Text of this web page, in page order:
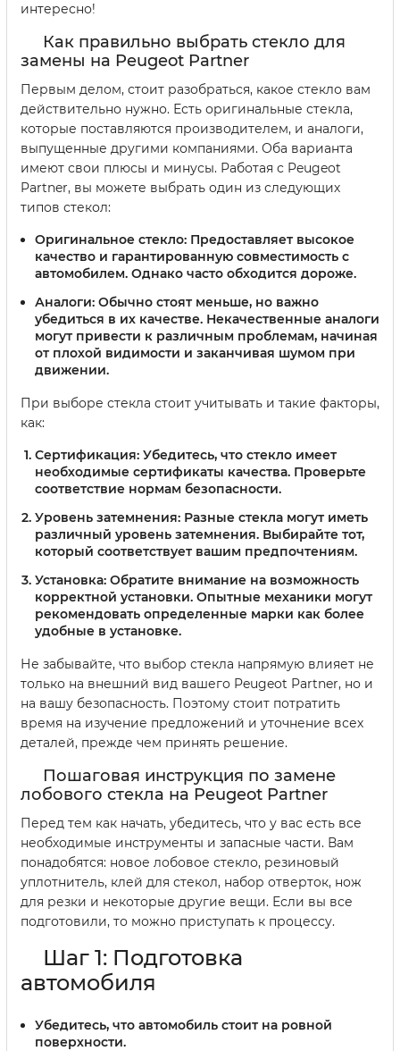
интересно!
Как правильно выбрать стекло для
замены на Peugeot Partner
Первым делом, стоит разобраться, какое стекло вам
действительно нужно. Есть оригинальные стекла,
которые поставляются производителем, и аналоги,
выпущенные другими компаниями. Оба варианта
имеют свои плюсы и минусы. Работая с Peugeot
Partner, вы можете выбрать один из следующих
типов стекол:
Оригинальное стекло: Предоставляет высокое
качество и гарантированную совместимость с
автомобилем. Однако часто обходится дороже.
Аналоги: Обычно стоят меньше, но важно
убедиться в их качестве. Некачественные аналоги
могут привести к различным проблемам, начиная
от плохой видимости и заканчивая шумом при
движении.
При выборе стекла стоит учитывать и такие факторы,
как:
Сертификация: Убедитесь, что стекло имеет
необходимые сертификаты качества. Проверьте
соответствие нормам безопасности.
Уровень затемнения: Разные стекла могут иметь
различный уровень затемнения. Выбирайте тот,
который соответствует вашим предпочтениям.
Установка: Обратите внимание на возможность
корректной установки. Опытные механики могут
рекомендовать определенные марки как более
удобные в установке.
Не забывайте, что выбор стекла напрямую влияет не
только на внешний вид вашего Peugeot Partner, но и
на вашу безопасность. Поэтому стоит потратить
время на изучение предложений и уточнение всех
деталей, прежде чем принять решение.
Пошаговая инструкция по замене
лобового стекла на Peugeot Partner
Перед тем как начать, убедитесь, что у вас есть все
необходимые инструменты и запасные части. Вам
понадобятся: новое лобовое стекло, резиновый
уплотнитель, клей для стекол, набор отверток, нож
для резки и некоторые другие вещи. Если вы все
подготовили, то можно приступать к процессу.
Шаг 1: Подготовка
автомобиля
Убедитесь, что автомобиль стоит на ровной
поверхности.